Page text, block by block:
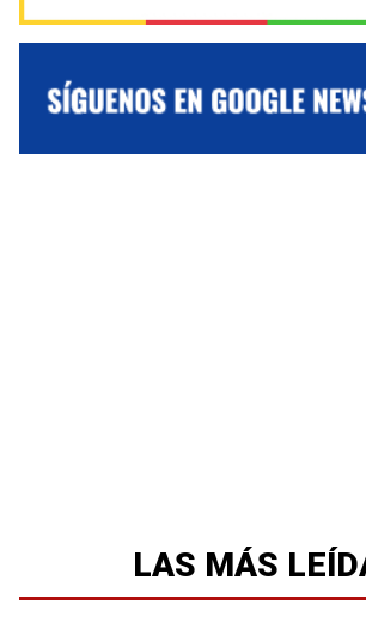
LAS MÁS